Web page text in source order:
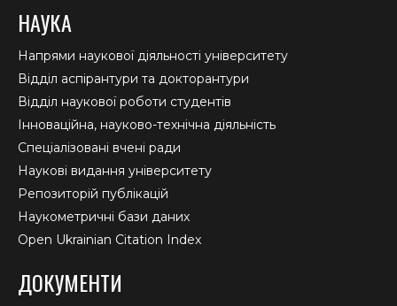
НАУКА
Напрями наукової діяльності університету
Відділ аспірантури та докторантури
Відділ наукової роботи студентів
Інноваційна, науково-технічна діяльність
Спеціалізовані вчені ради
Наукові видання університету
Репозиторій публікацій
Наукометричні бази даних
Open Ukrainian Citation Index
ДОКУМЕНТИ